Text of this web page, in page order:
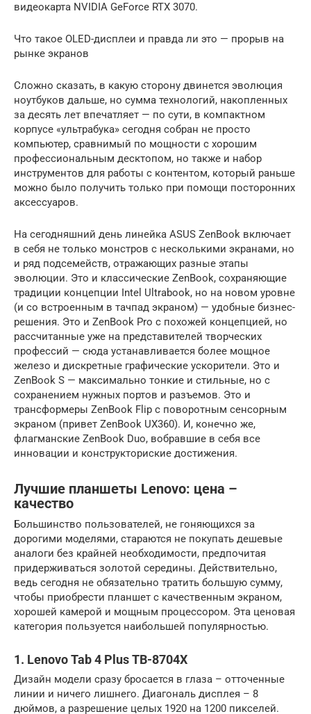
видеокарта NVIDIA GeForce RTX 3070.
Что такое OLED-дисплеи и правда ли это — прорыв на
рынке экранов
Сложно сказать, в какую сторону двинется эволюция
ноутбуков дальше, но сумма технологий, накопленных
за десять лет впечатляет — по сути, в компактном
корпусе «ультрабука» сегодня собран не просто
компьютер, сравнимый по мощности с хорошим
профессиональным десктопом, но также и набор
инструментов для работы с контентом, который раньше
можно было получить только при помощи посторонних
аксессуаров.
На сегодняшний день линейка ASUS ZenBook включает
в себя не только монстров с несколькими экранами, но
и ряд подсемейств, отражающих разные этапы
эволюции. Это и классические ZenBook, сохраняющие
традиции концепции Intel Ultrabook, но на новом уровне
(и со встроенным в тачпад экраном) — удобные бизнес-
решения. Это и ZenBook Pro с похожей концепцией, но
рассчитанные уже на представителей творческих
профессий — сюда устанавливается более мощное
железо и дискретные графические ускорители. Это и
ZenBook S — максимально тонкие и стильные, но с
сохранением нужных портов и разъемов. Это и
трансформеры ZenBook Flip с поворотным сенсорным
экраном (привет ZenBook UX360). И, конечно же,
флагманские ZenBook Duo, вобравшие в себя все
инновации и конструкториские достижения.
Лучшие планшеты Lenovo: цена –
качество
Большинство пользователей, не гоняющихся за
дорогими моделями, стараются не покупать дешевые
аналоги без крайней необходимости, предпочитая
придерживаться золотой середины. Действительно,
ведь сегодня не обязательно тратить большую сумму,
чтобы приобрести планшет с качественным экраном,
хорошей камерой и мощным процессором. Эта ценовая
категория пользуется наибольшей популярностью.
1. Lenovo Tab 4 Plus TB-8704X
Дизайн модели сразу бросается в глаза – отточенные
линии и ничего лишнего. Диагональ дисплея – 8
дюймов, а разрешение целых 1920 на 1200 пикселей.